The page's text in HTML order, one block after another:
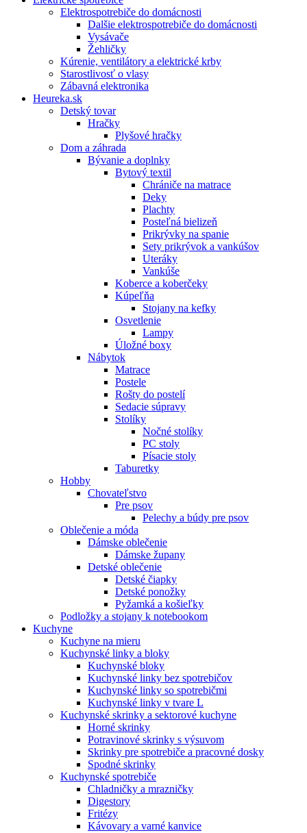
Elektrospotrebiče do domácnosti
Dalšie elektrospotrebiče do domácnosti
Vysávače
Žehličky
Kúrenie, ventilátory a elektrické krby
Starostlivosť o vlasy
Zábavná elektronika
Heureka.sk
Detský tovar
Hračky
Plyšové hračky
Dom a záhrada
Bývanie a doplnky
Bytový textil
Chrániče na matrace
Deky
Plachty
Posteľná bielizeň
Prikrývky na spanie
Sety prikrývok a vankúšov
Uteráky
Vankúše
Koberce a koberčeky
Kúpeľňa
Stojany na kefky
Osvetlenie
Lampy
Úložné boxy
Nábytok
Matrace
Postele
Rošty do postelí
Sedacie súpravy
Stolíky
Nočné stolíky
PC stoly
Písacie stoly
Taburetky
Hobby
Chovateľstvo
Pre psov
Pelechy a búdy pre psov
Oblečenie a móda
Dámske oblečenie
Dámske župany
Detské oblečenie
Detské čiapky
Detské ponožky
Pyžamká a košieľky
Podložky a stojany k notebookom
Kuchyne
Kuchyne na mieru
Kuchynské linky a bloky
Kuchynské bloky
Kuchynské linky bez spotrebičov
Kuchynské linky so spotrebičmi
Kuchynské linky v tvare L
Kuchynské skrinky a sektorové kuchyne
Horné skrinky
Potravinové skrinky s výsuvom
Skrinky pre spotrebiče a pracovné dosky
Spodné skrinky
Kuchynské spotrebiče
Chladničky a mrazničky
Digestory
Fritézy
Kávovary a varné kanvice